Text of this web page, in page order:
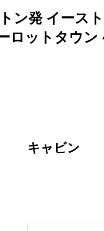
ン発 イース
ロットタウン
キャビン